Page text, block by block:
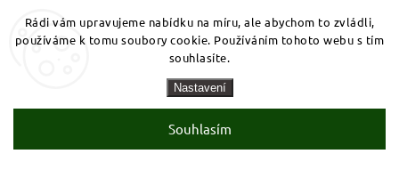
Rádi vám upravujeme nabídku na míru, ale abychom to zvládli,
používáme k tomu soubory cookie. Používáním tohoto webu s tím
souhlasíte.
Nastavení
Souhlasím